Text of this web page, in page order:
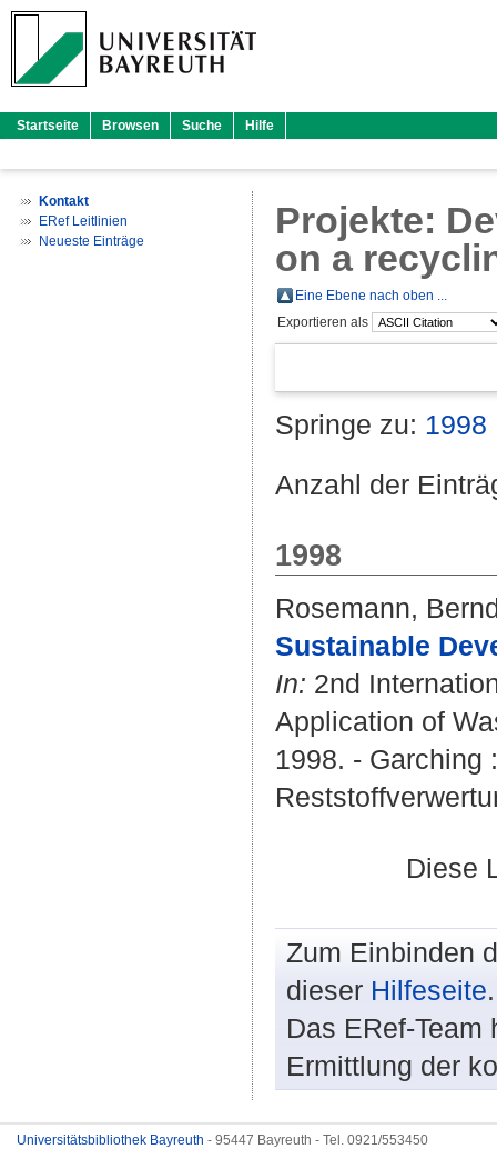
Startseite Browsen Suche Hilfe
Kontakt
ERef Leitlinien
Neueste Einträge
Projekte:
on a
Eine Ebene nach oben ...
Exportieren als
Springe zu: 1998
Anzahl der
1998
Rosemann,
Sustainable
In: 2nd
Application of
1998. - Garching
Diese
Zum Einbinden
dieser Hilfeseite.
Das ERef-
Ermittlung der
Universitätsbibliothek Bayreuth - 95447 Bayreuth - Tel. 0921/553450